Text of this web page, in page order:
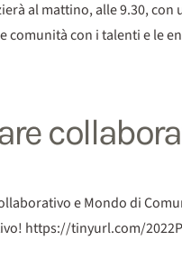
al mattino, alle 9.30,
comunità con i talenti e le
e Mondo di
https://tinyurl.com/